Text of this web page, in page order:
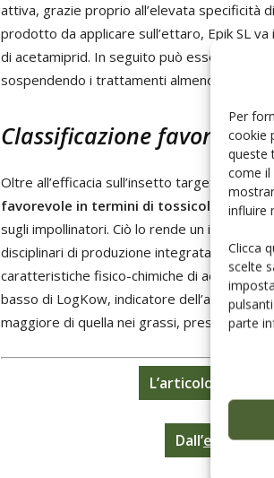
Per
cookie
queste
come il
influire
Clicca
scelte
parte
attiva, grazie proprio all’elevata specificità
prodotto da applicare sull’ettaro, Epik SL
di acetamiprid. In seguito può essere
sospendendo i trattamenti almeno 21 giorni
Classificazione
Oltre all’efficacia sull’insetto target,
favorevole in termini di tossicologia
sugli impollinatori. Ciò lo rende un
disciplinari di produzione integrata,
caratteristiche fisico-chimiche di
basso di LogKow, indicatore dell’affinità
maggiore di quella nei grassi, preservando
L’articolo è
Dall’edicola